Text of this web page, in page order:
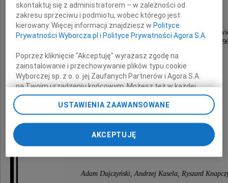
Niezwykle barwna postać
wśród studentów Wydziału Prawa UJ w
i mieszkańców DS "Żaczek" UJ w latach 1961-
oraz wśród bohemy Krakowa.
Rodzinie Adasia
składamy wyrazy głębokiego współczucia
koledzy i przyjaciele z lat studenckich
Adam Dujczyński, Andrzej Kasela, Ryszard
skontaktuj się z administratorem – w zależności od
zakresu sprzeciwu i podmiotu, wobec którego jest
kierowany. Więcej informacji znajdziesz w Polityce
Prywatności Wyborcza.pl i Polityce Prywatności Agora S.A.
Poprzez kliknięcie "Akceptuję" wyrażasz zgodę na
zainstalowanie i przechowywanie plików typu cookie
Wyborczej sp. z o. o. jej Zaufanych Partnerów i Agora S.A.
na Twoim urządzeniu końcowym. Możesz też w każdej
chwili zmienić swoje preferencje dot. plików cookie,
ponownie wywołując narzędzie do zarządzania Twoimi
preferencjami dot. przetwarzania danych poprzez
odnośnik „Ustawienia prywatności” w stopce serwisu i
przechodząc do sekcji „Ustawienia zaawansowane”.
Zmiana ustawień plików cookie możliwa jest także za
pomocą ustawień przeglądarki.
My, nasi Zaufani Partnerzy i Agora S.A. możemy
USTAWIENIA ZAAWANSOWANE
AKCEPTUJĘ